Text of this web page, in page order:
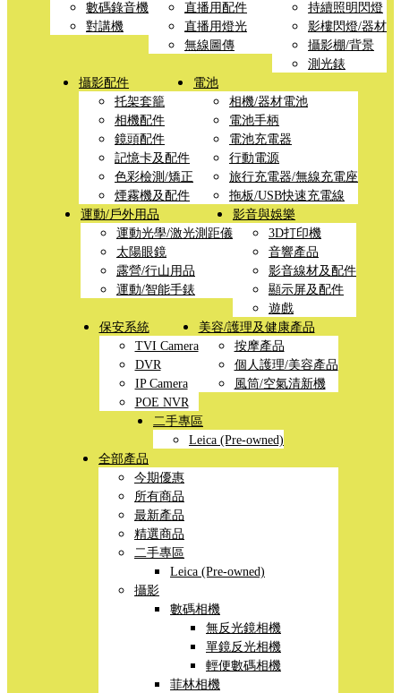
數碼錄音機
對講機
直播用配件
直播用燈光
無線圖傳
持續照明閃燈
影樓閃燈/器材
攝影棚/背景
測光錶
攝影配件
托架套籠
相機配件
鏡頭配件
記憶卡及配件
色彩檢測/矯正
煙霧機及配件
電池
相機/器材電池
電池手柄
電池充電器
行動電源
旅行充電器/無線充電座
拖板/USB快速充電線
運動/戶外用品
運動光學/激光測距儀
太陽眼鏡
露營/行山用品
運動/智能手錶
影音與娛樂
3D打印機
音響產品
影音線材及配件
顯示屏及配件
遊戲
保安系統
TVI Camera
DVR
IP Camera
POE NVR
美容/護理及健康產品
按摩產品
個人護理/美容產品
風筒/空氣清新機
二手專區
Leica (Pre-owned)
全部產品
今期優惠
所有商品
最新產品
精選商品
二手專區
Leica (Pre-owned)
攝影
數碼相機
無反光鏡相機
單鏡反光相機
輕便數碼相機
菲林相機